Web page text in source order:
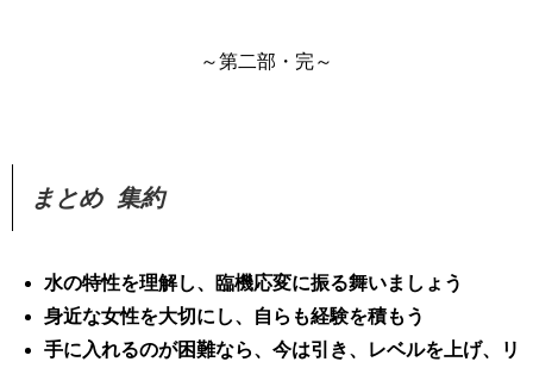
～第二部・完～
まとめ 集約
水の特性を理解し、臨機応変に振る舞いましょう
身近な女性を大切にし、自らも経験を積もう
手に入れるのが困難なら、今は引き、レベルを上げ、リ